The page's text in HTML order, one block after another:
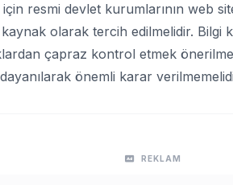
resmi devlet kurumlarının web
olarak tercih edilmelidir. Bilgi
çapraz kontrol etmek
önemli karar
REKLAM